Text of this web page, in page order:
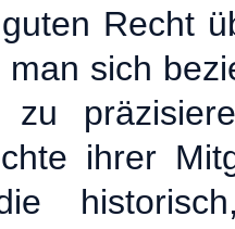
Recht
man sich
ihrer